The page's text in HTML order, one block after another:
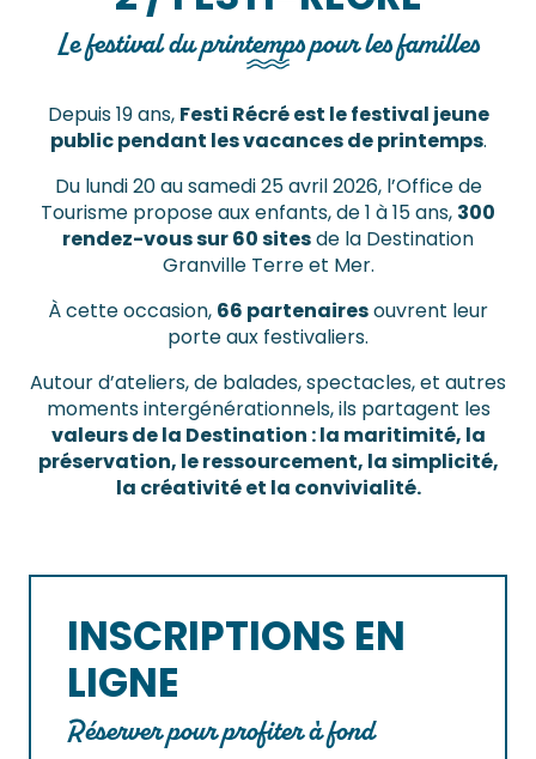
Le festival du printemps pour les familles
Depuis 19 ans, Festi Récré est le festival jeune
public pendant les vacances de printemps.
Du lundi 20 au samedi 25 avril 2026, l’Office de
Tourisme propose aux enfants, de 1 à 15 ans, 300
rendez-vous sur 60 sitesde la Destination
Granville Terre et Mer.
À cette occasion, 66 partenairesouvrent leur
porte aux festivaliers.
Autour d’ateliers, de balades, spectacles, et autres
moments intergénérationnels, ils partagent les
valeurs de la Destination : la maritimité, la
préservation, le ressourcement, la simplicité,
la créativité et la convivialité.
INSCRIPTIONS EN
LIGNE
Réserver pour profiter à fond